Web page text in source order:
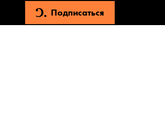
Подписаться